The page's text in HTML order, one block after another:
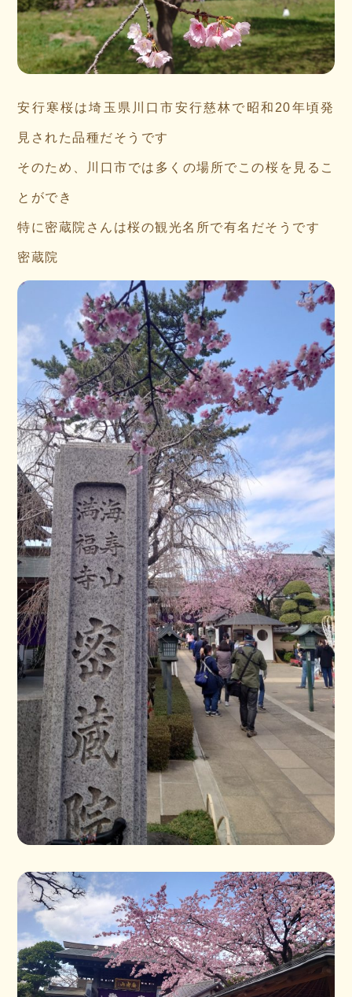
安行寒桜は埼玉県川口市安行慈林で昭和20年頃発
見された品種だそうです
そのため、川口市では多くの場所でこの桜を見るこ
とができ
特に密蔵院さんは桜の観光名所で有名だそうです
密蔵院